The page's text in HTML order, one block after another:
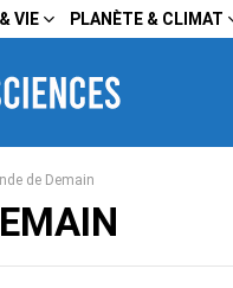
VIE PLANÈTE & CLIMAT
de Demain